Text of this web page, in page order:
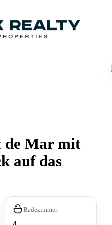
Mar mit
auf das
Badezimmer